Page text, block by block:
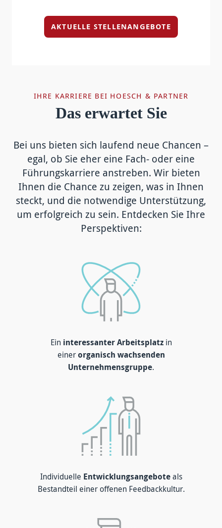
AKTUELLE STELLENANGEBOTE
IHRE KARRIERE BEI HOESCH & PARTNER
Das erwartet Sie
Bei uns bieten sich laufend neue Chancen –
egal, ob Sie eher eine Fach- oder eine
Führungskarriere anstreben. Wir bieten
Ihnen die Chance zu zeigen, was in Ihnen
steckt, und die notwendige Unterstützung,
um erfolgreich zu sein. Entdecken Sie Ihre
Perspektiven:
Ein interessanter Arbeitsplatzin
einerorganisch wachsenden
Unternehmensgruppe.
Individuelle Entwicklungsangeboteals
Bestandteil einer offenen Feedbackkultur.